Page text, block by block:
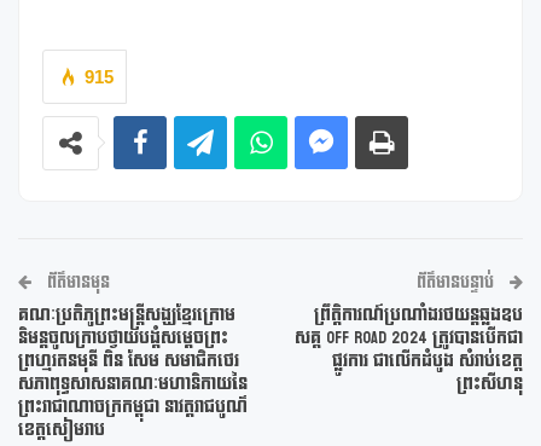
915
ព័ត៌មានមុន
គណៈប្រតិភូព្រះមន្ត្រីសង្ឃខ្មែរក្រោម
និមន្តចូលក្រាបថ្វាយបង្គំសម្តេចព្រះ
ព្រហ្មរតនមុនី ពិន សែម សមាជិកថេរ
សភាពុទ្ធសាសនាគណៈមហានិកាយនៃ
ព្រះរាជាណាចក្រកម្ពុជា នាវត្តរាជបូណ៌
ខេត្តសៀមរាប
ព័ត៌មានបន្ទាប់
ព្រឹត្តិការណ៍ប្រណាំងរថយន្តឆ្លងឧប
សគ្គ OFF ROAD 2024 ត្រូវបានបើកជា
ផ្លូវការ ជាលើកដំបូង សំរាប់ខេត្ត
ព្រះសីហនុ